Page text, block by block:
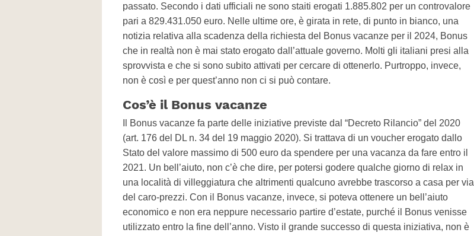
passato. Secondo i dati ufficiali ne sono staiti erogati 1.885.802 per un controvalore
pari a 829.431.050 euro. Nelle ultime ore, è girata in rete, di punto in bianco, una
notizia relativa alla scadenza della richiesta del Bonus vacanze per il 2024, Bonus
che in realtà non è mai stato erogato dall’attuale governo. Molti gli italiani presi alla
sprovvista e che si sono subito attivati per cercare di ottenerlo. Purtroppo, invece,
non è così e per quest’anno non ci si può contare.
Cos’è il Bonus vacanze
Il Bonus vacanze fa parte delle iniziative previste dal “Decreto Rilancio” del 2020
(art. 176 del DL n. 34 del 19 maggio 2020). Si trattava di un voucher erogato dallo
Stato del valore massimo di 500 euro da spendere per una vacanza da fare entro il
2021. Un bell’aiuto, non c’è che dire, per potersi godere qualche giorno di relax in
una località di villeggiatura che altrimenti qualcuno avrebbe trascorso a casa per via
del caro-prezzi. Con il Bonus vacanze, invece, si poteva ottenere un bell’aiuto
economico e non era neppure necessario partire d’estate, purché il Bonus venisse
utilizzato entro la fine dell’anno. Visto il grande successo di questa iniziativa, non è